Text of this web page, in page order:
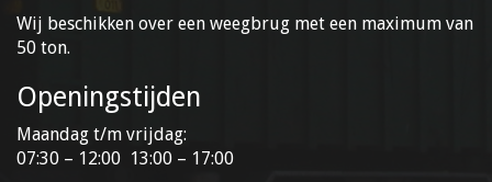
Wij beschikken over een weegbrug met een maximum van
50 ton.
Openingstijden
Maandag t/m vrijdag:
07:30 – 12:00 13:00 – 17:00